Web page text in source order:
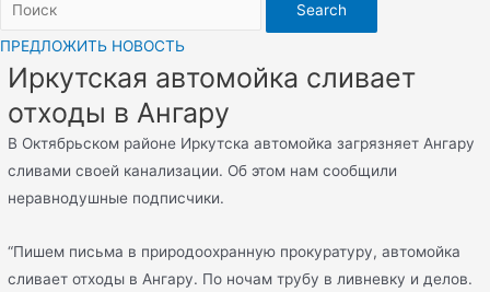
Search
ПРЕДЛОЖИТЬ НОВОСТЬ
Иркутская автомойка сливает
отходы в Ангару
В Октябрьском районе Иркутска автомойка загрязняет Ангару
сливами своей канализации. Об этом нам сообщили
неравнодушные подписчики.
“Пишем письма в природоохранную прокуратуру, автомойка
сливает отходы в Ангару. По ночам трубу в ливневку и делов.